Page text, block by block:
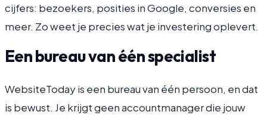
cijfers: bezoekers, posities in Google, conversies en
meer. Zo weet je precies wat je investering oplevert.
Een bureau van één specialist
WebsiteToday is een bureau van één persoon, en dat
is bewust. Je krijgt geen accountmanager die jouw